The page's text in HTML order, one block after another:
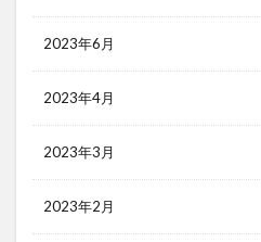
2023年6月
2023年4月
2023年3月
2023年2月